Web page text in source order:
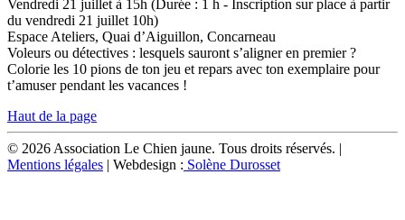
Vendredi 21 juillet à 15h (Durée : 1 h - Inscription sur place à partir
du vendredi 21 juillet 10h)
Espace Ateliers, Quai d’Aiguillon, Concarneau
Voleurs ou détectives : lesquels sauront s’aligner en premier ?
Colorie les 10 pions de ton jeu et repars avec ton exemplaire pour
t’amuser pendant les vacances !
Haut de la page
© 2026 Association Le Chien jaune. Tous droits réservés. |
Mentions légales | Webdesign : Solène Durosset